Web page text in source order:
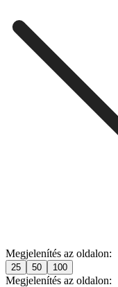
Megjelenítés az oldalon:
25 50 100
Megjelenítés az oldalon: